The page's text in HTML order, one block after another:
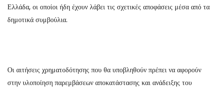
Ελλάδα, οι οποίοι ήδη έχουν λάβει τις σχετικές αποφάσεις μέσα από τα
δημοτικά συμβούλια.
Οι αιτήσεις χρηματοδότησης που θα υποβληθούν πρέπει να αφορούν
στην υλοποίηση παρεμβάσεων αποκατάστασης και ανάδειξης του